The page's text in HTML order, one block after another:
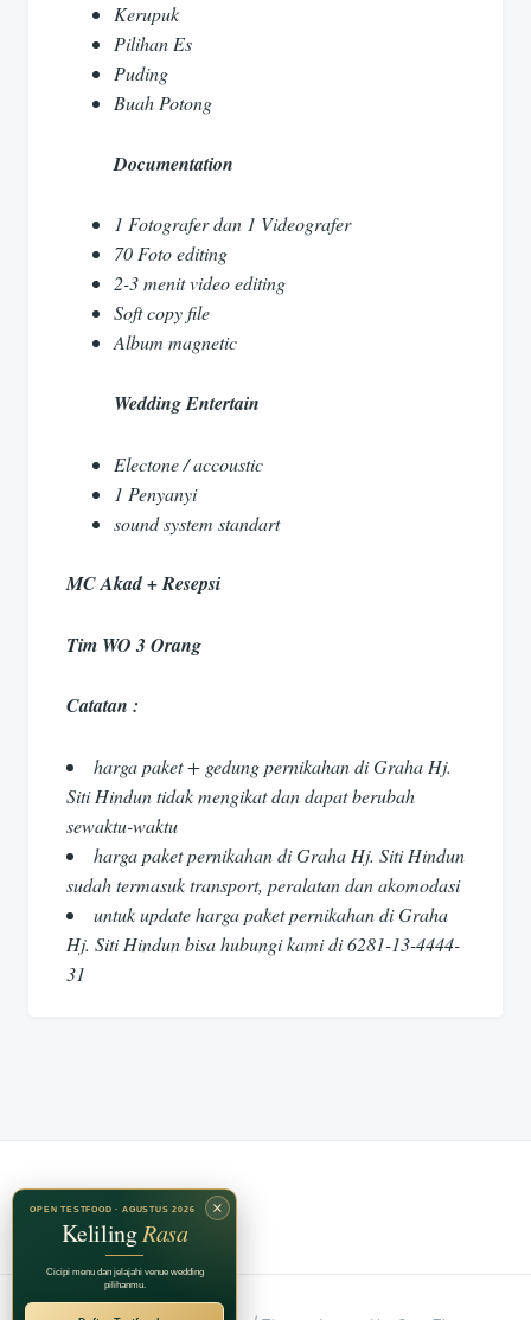
Kerupuk
Pilihan Es
Puding
Buah Potong
Documentation
1 Fotografer dan 1 Videografer
70 Foto editing
2-3 menit video editing
Soft copy file
Album magnetic
Wedding Entertain
Electone / accoustic
1 Penyanyi
sound system standart
MC Akad + Resepsi
Tim WO 3 Orang
Catatan :
harga paket + gedung pernikahan di Graha Hj.
Siti Hindun tidak mengikat dan dapat berubah
sewaktu-waktu
harga paket pernikahan di Graha Hj. Siti Hindun
sudah termasuk transport, peralatan dan akomodasi
untuk update harga paket pernikahan di Graha
Hj. Siti Hindun bisa hubungi kami di 6281-13-4444-
31
×
OPEN TESTFOOD · AGUSTUS 2026
KelilingRasa
Cicipi menu dan jelajahi venue wedding
pilihanmu.